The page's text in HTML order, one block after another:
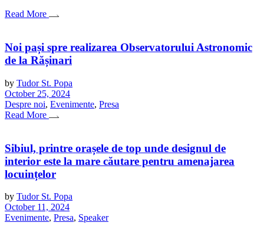
Read More
Noi pași spre realizarea Observatorului Astronomic
de la Rășinari
by Tudor St. Popa
October 25, 2024
Despre noi, Evenimente, Presa
Read More
Sibiul, printre orașele de top unde designul de
interior este la mare căutare pentru amenajarea
locuințelor
by Tudor St. Popa
October 11, 2024
Evenimente, Presa, Speaker